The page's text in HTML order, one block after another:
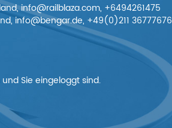
info@railblaza.com, +6494261475
info@bengar.de, +49(0)211 36777676
Sie eingeloggt sind.